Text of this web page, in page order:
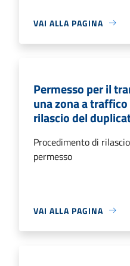
VAI ALLA PAGINA
Permesso per il
una zona a
rilascio del
Procedimento di
permesso
VAI ALLA PAGINA